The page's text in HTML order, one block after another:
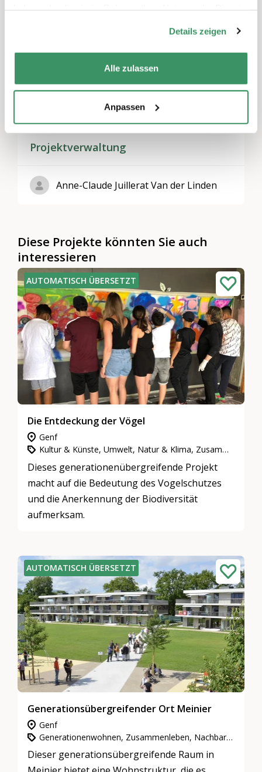
Details zeigen
Alle zulassen
Anpassen
Zusammenleben, Nachbarschaft &
Projektverwaltung
Anne-Claude Juillerat Van der Linden
Diese Projekte könnten Sie auch
interessieren
AUTOMATISCH ÜBERSETZT
Die Entdeckung der Vögel
Genf
Kultur & Künste, Umwelt, Natur & Klima, Zusammenleben, Nachbarschaft & Quartiere
Dieses generationenübergreifende Projekt
macht auf die Bedeutung des Vogelschutzes
und die Anerkennung der Biodiversität
aufmerksam.
AUTOMATISCH ÜBERSETZT
Generationsübergreifender Ort Meinier
Genf
Generationenwohnen, Zusammenleben, Nachbarschaft & Quartiere, Gemeinnütziges Engagement
Dieser generationsübergreifende Raum in